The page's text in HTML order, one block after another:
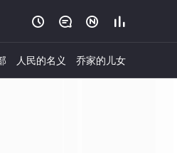
   
人民的名义 乔家的儿女